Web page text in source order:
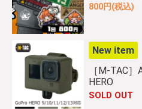
800円(税込)
New item
［M-TAC
HERO
SOLD OUT